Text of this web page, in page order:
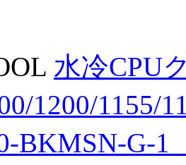
水冷CPU
1200/1155/
BKMSN-G-1